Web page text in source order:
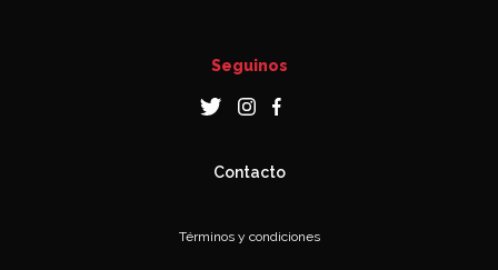
Seguinos
Contacto
Términos y condiciones